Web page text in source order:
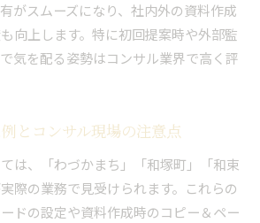
がスムーズになり、社内外の資料作成
向上します。特に初回提案時や外部監
気を配る姿勢はコンサル業界で高く評
とコンサル現場の注意点
は、「わづかまち」「和塚町」「和束
際の業務で見受けられます。これらの
ドの設定や資料作成時のコピー＆ペー